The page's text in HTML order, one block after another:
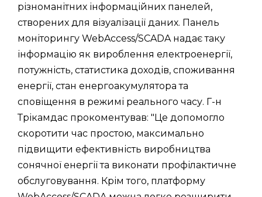
різноманітних інформаційних панелей,
створених для візуалізації даних. Панель
моніторингу WebAccess/SCADA надає таку
інформацію як вироблення електроенергії,
потужність, статистика доходів, споживання
енергії, стан енергоакумулятора та
сповіщення в режимі реального часу. Г-н
Трікамдас прокоментував: "Це допомогло
скоротити час простою, максимально
підвищити ефективність виробництва
сонячної енергії та виконати профілактичне
обслуговування. Крім того, платформу